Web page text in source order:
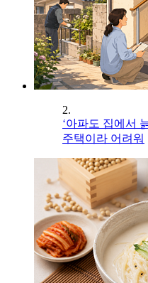
2.
‘아파도 집에서
주택이라 어려워